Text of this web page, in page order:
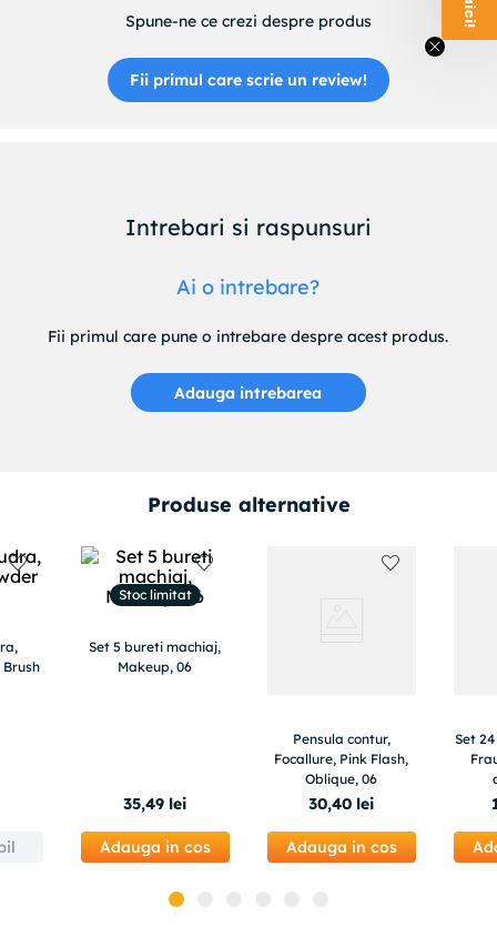
Spune-ne ce crezi despre produs
Fii primul care scrie un review!
Intrebari si raspunsuri
Ai o intrebare?
Fii primul care pune o intrebare despre acest produs.
Adauga intrebarea
Produse alternative
Brush
Stoc limitat
Set 5 bureti machiaj,
Makeup, 06
35,49 lei
Adauga in cos
Pensula contur,
Focallure, Pink Flash,
Oblique, 06
30,40 lei
Adauga in cos
Set